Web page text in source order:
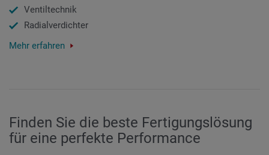
Ventiltechnik
Radialverdichter
Mehr erfahren
Finden Sie die beste Fertigungslösung
für eine perfekte Performance